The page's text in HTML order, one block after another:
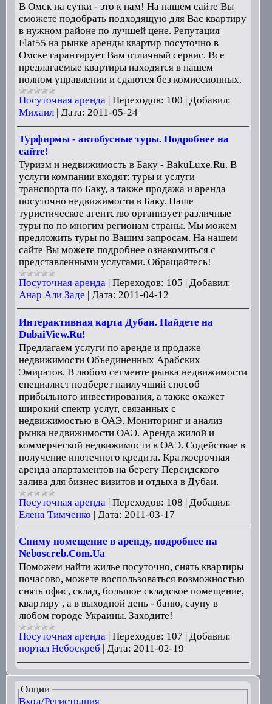
В Омск на сутки - это к нам! На нашем сайте Вы
сможете подобрать подходящую для Вас квартиру
в нужном районе по лучшей цене. Репутация
Flat55 на рынке аренды квартир посуточно в
Омске гарантирует Вам отличный сервис. Все
предлагаемые квартиры находятся в нашем
полном управлении и сдаются без комиссионных.
Посуточная аренда| Переходов: 100 | Добавил:
Михаил | Дата: 2011-05-24
Турфирмы - автобусные туры. Подробнее на
сайте!
Туризм и недвижимость в Баку - BakuLuxe.Ru. В
услуги компании входят: туры и услуги
транспорта по Баку, а также продажа и аренда
посуточно недвижимости в Баку. Наше
туристическое агентство организует различные
туры по по многим регионам страны. Мы можем
предложить туры по Вашим запросам. На нашем
сайте Вы можете подробнее ознакомиться с
представленными услугами. Обращайтесь!
Посуточная аренда| Переходов: 105
Добавил:
Анар Али Заде
Дата: 2011-04-12
Интерактивная карта Дубаи. Найдете на
DubaiView.Ru!
Предлагаем услуги по аренде и продаже
недвижимости Объединенных Арабских
Эмиратов. В любом сегменте рынка недвижимости
специалист подберет наилучший способ
прибыльного инвестирования, а также окажет
широкий спектр услуг, связанных с
недвижимостью в ОАЭ. Мониторинг и анализ
рынка недвижимости ОАЭ. Аренда жилой и
коммерческой недвижимости в ОАЭ. Содействие в
получение ипотечного кредита. Краткосрочная
аренда апартаментов на берегу Персидского
залива для бизнес визитов и отдыха в Дубаи.
Посуточная аренда | Переходов: 108 | Добавил:
Елена Тимченко | Дата: 2011-03-17
Сниму помещение в аренду, подробнее на
Neboscreb.Com.Ua
Поможем найти жилье посуточно, снять квартиры
почасово, можете воспользоваться возможностью
снять офис, склад, большое складское помещение,
квартиру , а в выходной день - баню, сауну в
любом городе Украины. Заходите!
Посуточная аренда| Переходов: 107 | Добавил:
портал Небоскреб | Дата: 2011-02-19
Опции
Вход/Регистрация